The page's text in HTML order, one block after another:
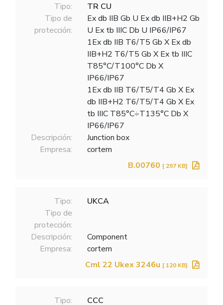
Tipo:
TR CU
Tipo de
protección:
Ex db IIB Gb U Ex db IIB+H2 Gb
U Ex tb IIIC Db U IP66/IP67
1Ex db IIB T6/T5 Gb X Ex db
IIB+H2 T6/T5 Gb X Ex tb IIIC
T85°C/T100°C Db X
IP66/IP67
1Ex db IIB T6/T5/T4 Gb X Ex
db IIB+H2 T6/T5/T4 Gb X Ex
tb IIIC T85°C÷T135°C Db X
IP66/IP67
Descripción:
Junction box
Empresa:
cortem
B.00760 [ 297 KB]
Tipo:
UKCA
Tipo de
protección:
Descripción:
Component
Empresa:
cortem
Cml 22 Ukex 3246u [ 120 KB]
Tipo:
CCC